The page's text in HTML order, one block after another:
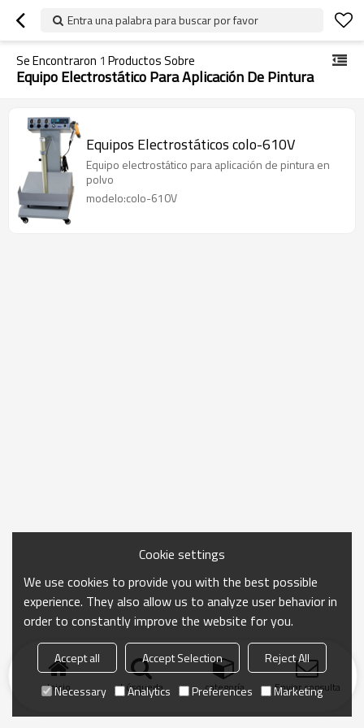
Entra una palabra para buscar por favor
Se Encontraron 1 Productos Sobre
Equipo Electrostático Para Aplicación De Pintura
Equipos Electrostáticos colo-610V
Equipo electrostático para aplicación de pintura en
polvo
modelo:colo-610V
Inicio búsqueda categoría Enviar consulta
Cookie settings
We use cookies to provide you with the best possible
experience. They also allow us to analyze user behavior in
order to constantly improve the website for you.
Accept all Accept Selection
Reject All
Necessary
Analytics Preferences Marketing